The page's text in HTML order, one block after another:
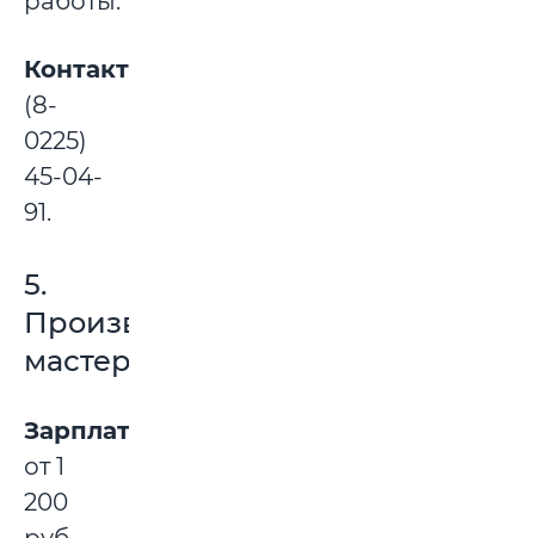
Контакты:
(8-
0225)
45-04-
91.
5.
Производственный
мастер
Зарплата:
от 1
200